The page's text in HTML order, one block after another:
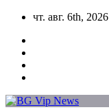
Skip
content
чт. авг. 6th, 2026